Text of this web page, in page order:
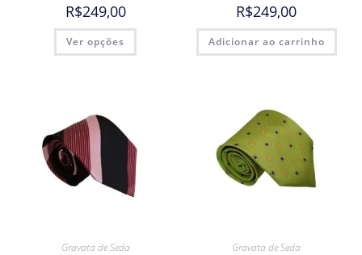
R$249,00
Ver opções
R$249,00
Adicionar ao carrinho
Gravata de Seda Gravata de Seda